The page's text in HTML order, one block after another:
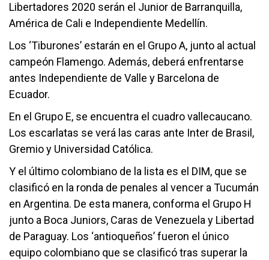
Libertadores 2020 serán el Junior de Barranquilla,
América de Cali e Independiente Medellín.
Los ‘Tiburones’ estarán en el Grupo A, junto al actual
campeón Flamengo. Además, deberá enfrentarse
antes Independiente de Valle y Barcelona de
Ecuador.
En el Grupo E, se encuentra el cuadro vallecaucano.
Los escarlatas se verá las caras ante Inter de Brasil,
Gremio y Universidad Católica.
Y el último colombiano de la lista es el DIM, que se
clasificó en la ronda de penales al vencer a Tucumán
en Argentina. De esta manera, conforma el Grupo H
junto a Boca Juniors, Caras de Venezuela y Libertad
de Paraguay. Los ‘antioqueños’ fueron el único
equipo colombiano que se clasificó tras superar la